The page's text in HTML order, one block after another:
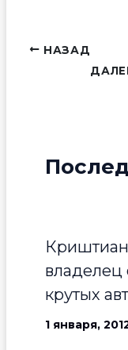
НАЗАД
владелец
крутых
1 января,